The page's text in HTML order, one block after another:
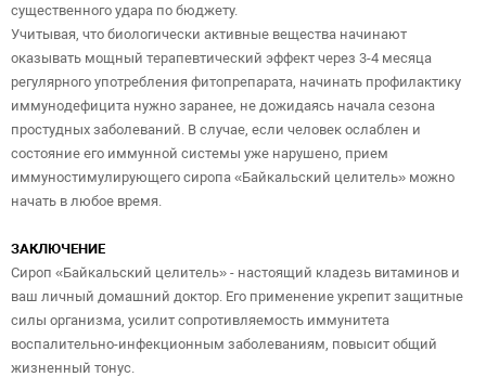
существенного удара по бюджету.
Учитывая, что биологически активные вещества начинают
оказывать мощный терапевтический эффект через 3-4 месяца
регулярного употребления фитопрепарата, начинать профилактику
иммунодефицита нужно заранее, не дожидаясь начала сезона
простудных заболеваний. В случае, если человек ослаблен и
состояние его иммунной системы уже нарушено, прием
иммуностимулирующего сиропа «Байкальский целитель» можно
начать в любое время.
ЗАКЛЮЧЕНИЕ
Сироп «Байкальский целитель» - настоящий кладезь витаминов и
ваш личный домашний доктор. Его применение укрепит защитные
силы организма, усилит сопротивляемость иммунитета
воспалительно-инфекционным заболеваниям, повысит общий
жизненный тонус.